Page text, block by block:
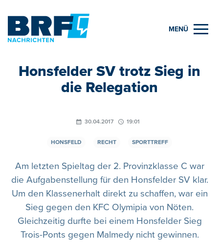
MENÜ
Honsfelder SV trotz Sieg in
die Relegation
30.04.2017 19:01
HONSFELD RECHT SPORTTREFF
Am letzten Spieltag der 2. Provinzklasse C war
die Aufgabenstellung für den Honsfelder SV klar.
Um den Klassenerhalt direkt zu schaffen, war ein
Sieg gegen den KFC Olymipia von Nöten.
Gleichzeitig durfte bei einem Honsfelder Sieg
Trois-Ponts gegen Malmedy nicht gewinnen.